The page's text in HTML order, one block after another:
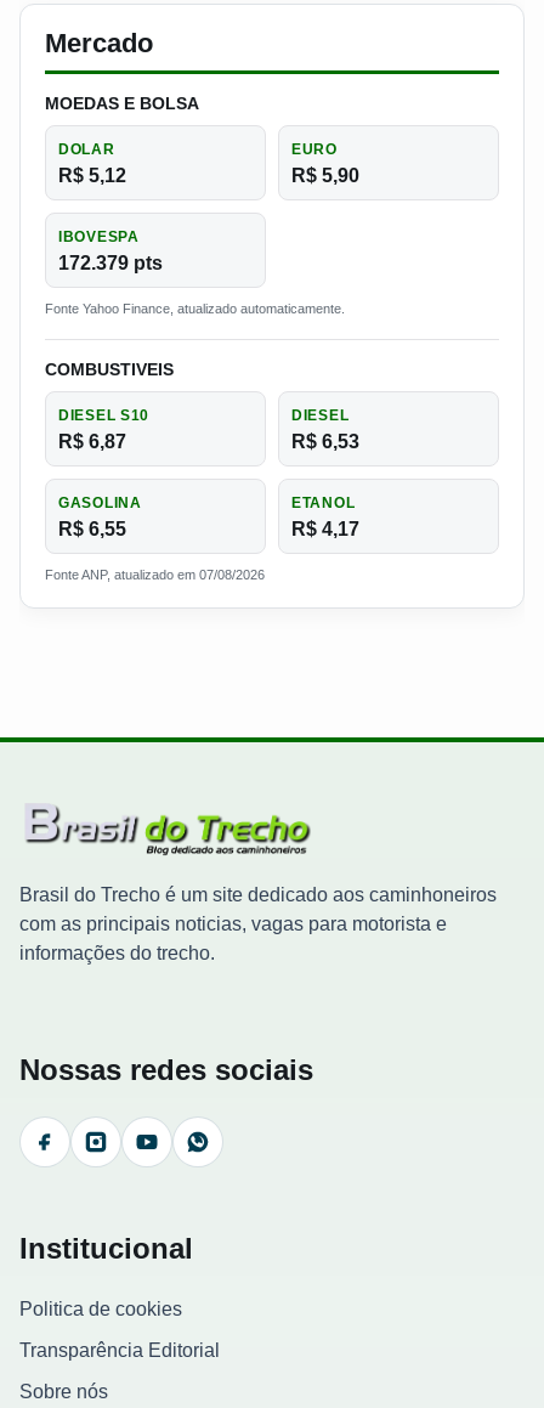
Mercado
MOEDAS E BOLSA
DOLAR
R$ 5,12
EURO
R$ 5,90
IBOVESPA
172.379 pts
Fonte Yahoo Finance, atualizado automaticamente.
COMBUSTIVEIS
DIESEL S10
R$ 6,87
DIESEL
R$ 6,53
GASOLINA
R$ 6,55
ETANOL
R$ 4,17
Fonte ANP, atualizado em 07/08/2026
Brasil do Trecho é um site dedicado aos caminhoneiros
com as principais noticias, vagas para motorista e
informações do trecho.
Nossas redes sociais
FacebookInstagramYouTubeWhatsApp
Institucional
Politica de cookies
Transparência Editorial
Sobre nós